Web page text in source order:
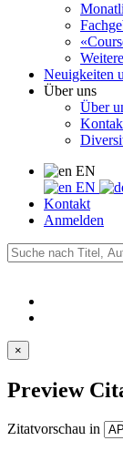
Neuigkeiten
Über uns
Über
EN
EN
Kontakt
Anmelden
×
Preview
Zitatvorschau in